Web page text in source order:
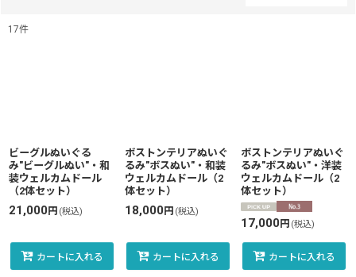
絞り込む
17件
ビーグルぬいぐる
み"ビーグルぬい"・和
装ウェルカムドール
（2体セット）
21,000円 (税込)
カートに入れる
ボストンテリアぬいぐ
るみ"ボスぬい"・和装
ウェルカムドール（2
体セット）
18,000円 (税込)
カートに入れる
ボストンテリアぬいぐ
るみ"ボスぬい"・洋装
ウェルカムドール（2
体セット）
17,000円 (税込)
カートに入れる